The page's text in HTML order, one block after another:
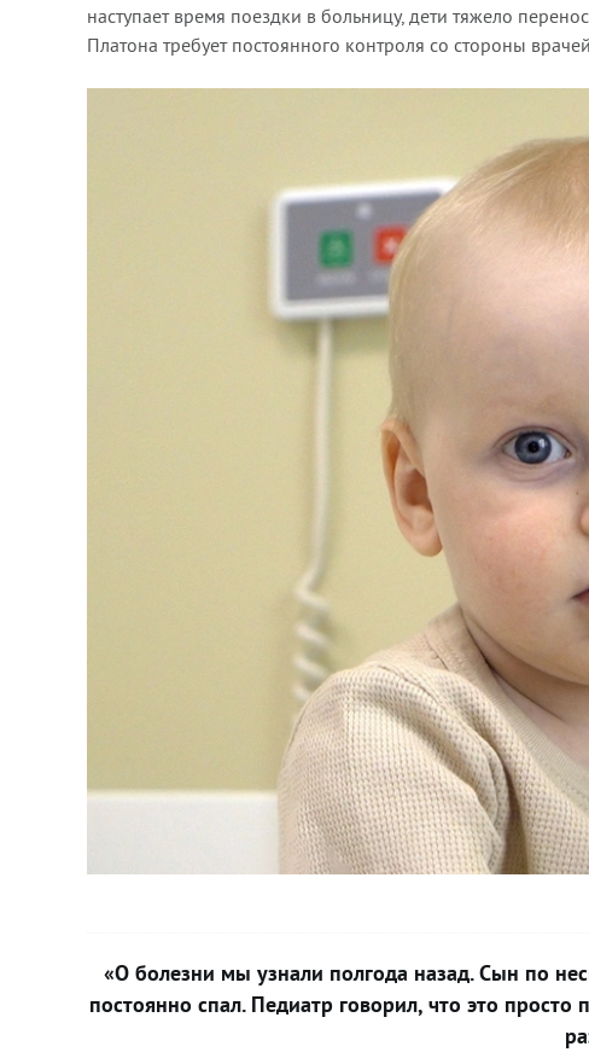
наступает время поездки в больницу, дети тяжело
Платона требует постоянного контроля со стороны
«О болезни мы узнали полгода назад. Сын по
постоянно спал. Педиатр говорил, что это